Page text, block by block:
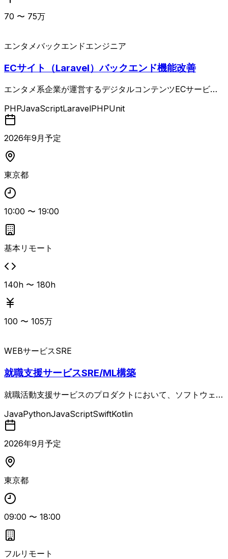
70 〜 75万
エンタメバックエンドエンジニア
ECサイト（Laravel）バックエンド機能改善
エンタメ系企業が運営するデジタルコンテンツECサービス
能改修および保守開発を担当する案件。 既存サイトに対し
て、詳細設計から実装、テスト、改修までサーバーサイド開
発全般を継続的に対応いただきます。 既存コードを読み解
き、影響範囲を考慮した上での修正や、仕様・挙動が不明確
な事象に対する調査・原因特定など、運用保守寄りの開発タ
を用いたコードレビューを行いながら、チケット管理ツール
（JIRA／Redmine等）でタスクを管理し、Dockerベースの
環境およびCI/CDツール（CircleCI、Jenkins等）を利用し
て開発・運用を進めていくポジションです。 PHPUnit等を
用いたテストコードの修正・追加も含め、品質を意識した開
発が求められます。
PHPJavaScriptLaravelPHPUnit
2026年9月予定
東京都
10:00 〜 19:00
基本リモート
140h 〜 180h
100 〜 105万
WEBサービスSRE
就職支援サービスSRE/ML構築
就職活動支援サービスのプロダクトにおいて、ソフトウェア
ーム領域（サブサービス、信頼性基盤、AI開発ツールな
ど）の設計・構築・運用を担当する案件。 インフラ環境や
デリバリー基盤の構築・運用、サービス運用・推進・監視、
プロダクト全体で利用する技術・ツール／ソフトウェアの選
定と導入、セキュリティや各種ガイドラインの策定、AI開
ラットフォームエンジニアリング業務が中心となります。
パブリッククラウド上でのセキュリティオペレーションやIa
C、コンテナ、CI/CD、モニタリングなどを横断的にリード
し、WebアプリケーションのバックエンドやDBの改善を通
じて信頼性向上を図るポジションです。 テックリードとし
て技術選定や標準化を推進しつつ、事業会社側の視点で中長
期的な開発基盤づくりに関わっていただきます。
JavaPythonJavaScriptSwiftKotlin
2026年9 月予定
東京都
09:00 〜 18:00
フルリモート